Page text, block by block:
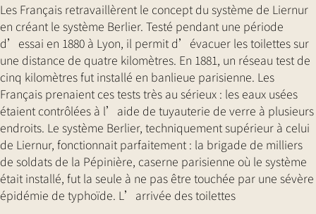
Les Français retravaillèrent le concept du système de Liernur
en créant le système Berlier. Testé pendant une période
d’essai en 1880 à Lyon, il permit d’évacuer les toilettes sur
une distance de quatre kilomètres. En 1881, un réseau test de
cinq kilomètres fut installé en banlieue parisienne. Les
Français prenaient ces tests très au sérieux : les eaux usées
étaient contrôlées à l’aide de tuyauterie de verre à plusieurs
endroits. Le système Berlier, techniquement supérieur à celui
de Liernur, fonctionnait parfaitement : la brigade de milliers
de soldats de la Pépinière, caserne parisienne où le système
était installé, fut la seule à ne pas être touchée par une sévère
épidémie de typhoïde. L’arrivée des toilettes